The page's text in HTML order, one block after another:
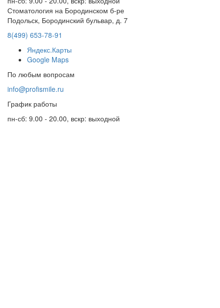
Стоматология на Бородинском б-ре
Подольск, Бородинский бульвар, д. 7
8(499) 653-78-91
Яндекс.Карты
Google Maps
По любым вопросам
info@profismile.ru
График работы
пн-сб: 9.00 - 20.00, вскр: выходной